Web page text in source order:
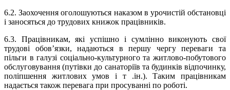
6.2.Заохочення оголошуються наказом в урочистій обстановці
і заносяться до трудових книжок працівників.
6.3. Працівникам, які успішно і сумлінно виконують свої
трудові обов’язки, надаються в першу чергу переваги та
пільги в галузі соціально-культурного та житлово-побутового
обслуговування (путівки до санаторіїв та будинків відпочинку,
поліпшення житлових умов і т .ін.). Таким працівникам
надається також перевага при просуванні по роботі.